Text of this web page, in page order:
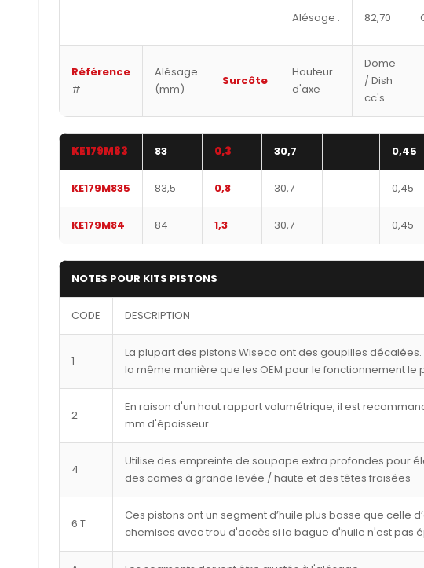
Alésage : 82,70
Référence
#
Alésage
(mm)
Surcôte
Hauteur
d'axe
Dome
/ Dish
cc's
KE179M83 83 0,3 30,7 0,45
KE179M835 83,5 0,8 30,7 0,45
KE179M84 84 1,3 30,7 0,45
NOTES POUR KITS PISTONS
CODE DESCRIPTION
1
La plupart des pistons Wiseco ont des goupilles
la même manière que les OEM pour le fonctionnement le
2
En raison d'un haut rapport volumétrique, il est
mm d'épaisseur
4
Utilise des empreinte de soupape extra profondes pour
des cames à grande levée / haute et des têtes fraisées
6 T
Ces pistons ont un segment d’huile plus basse que celle
chemises avec trou d'accès si la bague d'huile n'est pas